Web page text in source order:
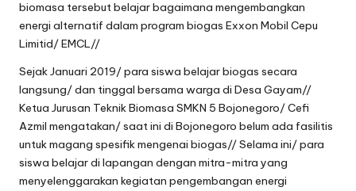
biomasa tersebut belajar bagaimana mengembangkan
energi alternatif dalam program biogas Exxon Mobil Cepu
Limitid/ EMCL//
Sejak Januari 2019/ para siswa belajar biogas secara
langsung/ dan tinggal bersama warga di Desa Gayam//
Ketua Jurusan Teknik Biomasa SMKN 5 Bojonegoro/ Cefi
Azmil mengatakan/ saat ini di Bojonegoro belum ada fasilitis
untuk magang spesifik mengenai biogas// Selama ini/ para
siswa belajar di lapangan dengan mitra-mitra yang
menyelenggarakan kegiatan pengembangan energi